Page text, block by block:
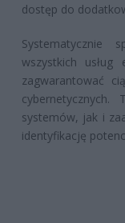
dostęp do
Systematycznie
wszystkich usług
zagwarantować
systemów, jak i
identyfikację